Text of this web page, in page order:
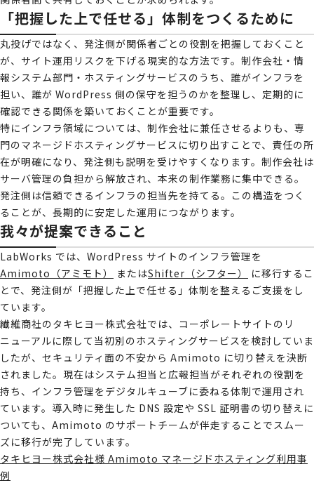
「把握した上で任せる」体制をつくるために
丸投げではなく、発注側が関係者ごとの役割を把握しておくこと
が、サイト運用リスクを下げる現実的な方法です。制作会社・情
報システム部門・ホスティングサービスのうち、誰がインフラを
担い、誰が WordPress 側の保守を担うのかを整理し、定期的に
確認できる関係を築いておくことが重要です。
特にインフラ領域については、制作会社に兼任させるよりも、専
門のマネージドホスティングサービスに切り出すことで、責任の所
在が明確になり、発注側も説明を受けやすくなります。制作会社は
サーバ管理の負担から解放され、本来の制作業務に集中できる。
発注側は信頼できるインフラの担当先を持てる。この構造をつく
ることが、長期的に安定した運用につながります。
我々が提案できること
LabWorks では、WordPress サイトのインフラ管理を
Amimoto（アミモト）
またはShifter（シフター）
に移行するこ
とで、発注側が「把握した上で任せる」体制を整えるご支援をし
ています。
繊維商社のタキヒヨー株式会社では、コーポレートサイトのリ
ニューアルに際して当初別のホスティングサービスを検討していま
したが、セキュリティ面の不安から Amimoto に切り替えを決断
されました。現在はシステム担当と広報担当がそれぞれの役割を
持ち、インフラ管理をデジタルキューブに委ねる体制で運用され
ています。導入時に発生した DNS 設定や SSL 証明書の切り替えに
ついても、Amimoto のサポートチームが伴走することでスムー
ズに移行が完了しています。
タキヒヨー株式会社様 Amimoto マネージドホスティング利用事
例